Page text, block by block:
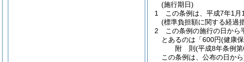
(施行期日)
1
この条例は、平成7年1月
(標準負担額に関する経過
2
この条例の施行の日から
とあるのは「600円(健康
附 則(平成8年条例
この条例は、公布の日か